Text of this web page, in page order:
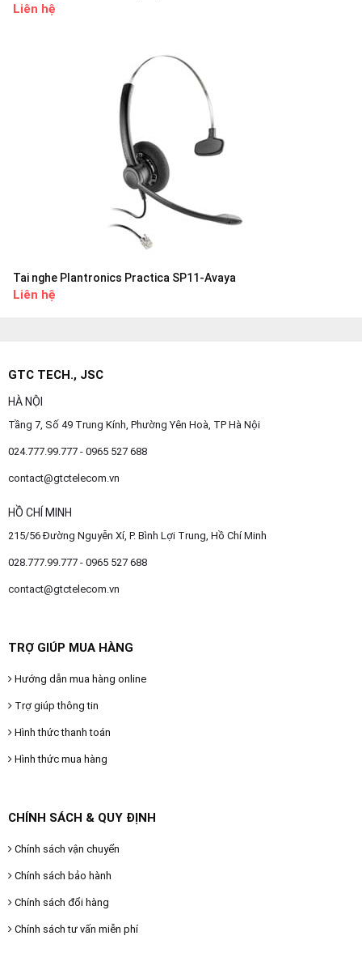
Liên hệ
Tai nghe Plantronics Practica SP11-Avaya
Liên hệ
GTC TECH., JSC
HÀ NỘI
Tầng 7, Số 49 Trung Kính, Phường Yên Hoà, TP Hà Nội
024.777.99.777 - 0965 527 688
contact@gtctelecom.vn
HỒ CHÍ MINH
215/56 Đường Nguyễn Xí, P. Bình Lợi Trung, Hồ Chí Minh
028.777.99.777 - 0965 527 688
contact@gtctelecom.vn
TRỢ GIÚP MUA HÀNG
Hướng dẫn mua hàng online
Trợ giúp thông tin
Hình thức thanh toán
Hình thức mua hàng
CHÍNH SÁCH & QUY ĐỊNH
Chính sách vận chuyển
Chính sách bảo hành
Chính sách đổi hàng
Chính sách tư vấn miễn phí